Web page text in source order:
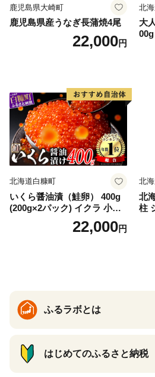
鹿児島県大崎町
鹿児島県産うなぎ長蒲焼4尾
22,000円
北
大
ラ
庁
満
身
冷
納
イ
北海道白糠町
いくら醤油漬（鮭卵） 400g
(200g×2パック) イクラ 小分
け いくら醤油漬 鮭いくら い
くら醤油漬け 鮭 鮭卵 ikura
22,000円
北
北
柱
な
テ
ふるラボとは
はじめてのふるさと納税